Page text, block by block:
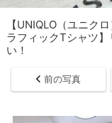
【UNIQLO（ユニク
ラフィックTシャツ
い！
前の写真